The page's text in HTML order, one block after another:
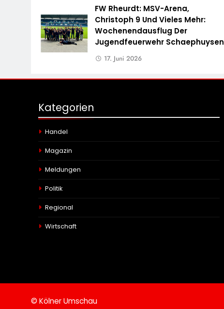
FW Rheurdt: MSV-Arena,
Christoph 9 Und Vieles Mehr:
Wochenendausflug Der
Jugendfeuerwehr Schaephuysen
17. Juni 2026
Kategorien
Handel
Magazin
Meldungen
Politik
Regional
Wirtschaft
© Kölner Umschau